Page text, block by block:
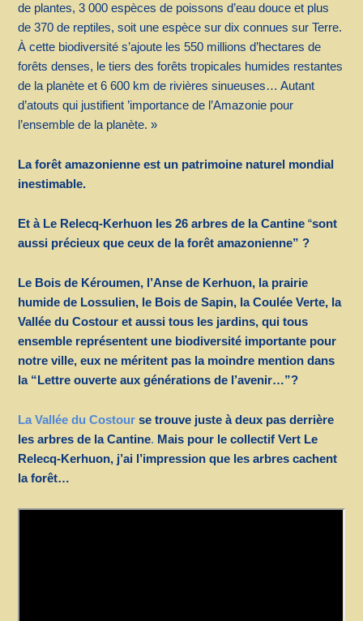
de plantes, 3 000 espèces de poissons d’eau douce et plus
de 370 de reptiles, soit une espèce sur dix connues sur Terre.
À cette biodiversité s’ajoute les 550 millions d’hectares de
forêts denses, le tiers des forêts tropicales humides restantes
de la planète et 6 600 km de rivières sinueuses… Autant
d’atouts qui justifient ’importance de l’Amazonie pour
l’ensemble de la planète. »
La forêt amazonienne est un patrimoine naturel mondial
inestimable.
Et à Le Relecq-Kerhuon les 26 arbres de la Cantine“sont
aussi précieux que ceux de la forêt amazonienne” ?
Le Bois de Kéroumen, l’Anse de Kerhuon, la prairie
humide de Lossulien, le Bois de Sapin, la Coulée Verte, la
Vallée du Costour et aussi tous les jardins, qui tous
ensemble représentent une biodiversité importante pour
notre ville, eux ne méritent pas la moindre mention dans
la “Lettre ouverte aux générations de l’avenir…”?
La Vallée du Costour se trouve juste à deux pas derrière
les arbres de la Cantine. Mais pour le collectif Vert Le
Relecq-Kerhuon, j’ai l’impression que les arbres cachent
la forêt…